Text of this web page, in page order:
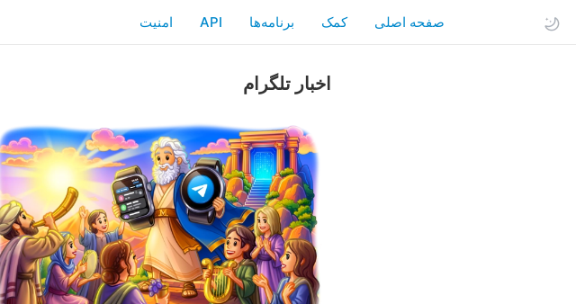
صفحه اصلی کمک API امنیت
اخبار تلگرام